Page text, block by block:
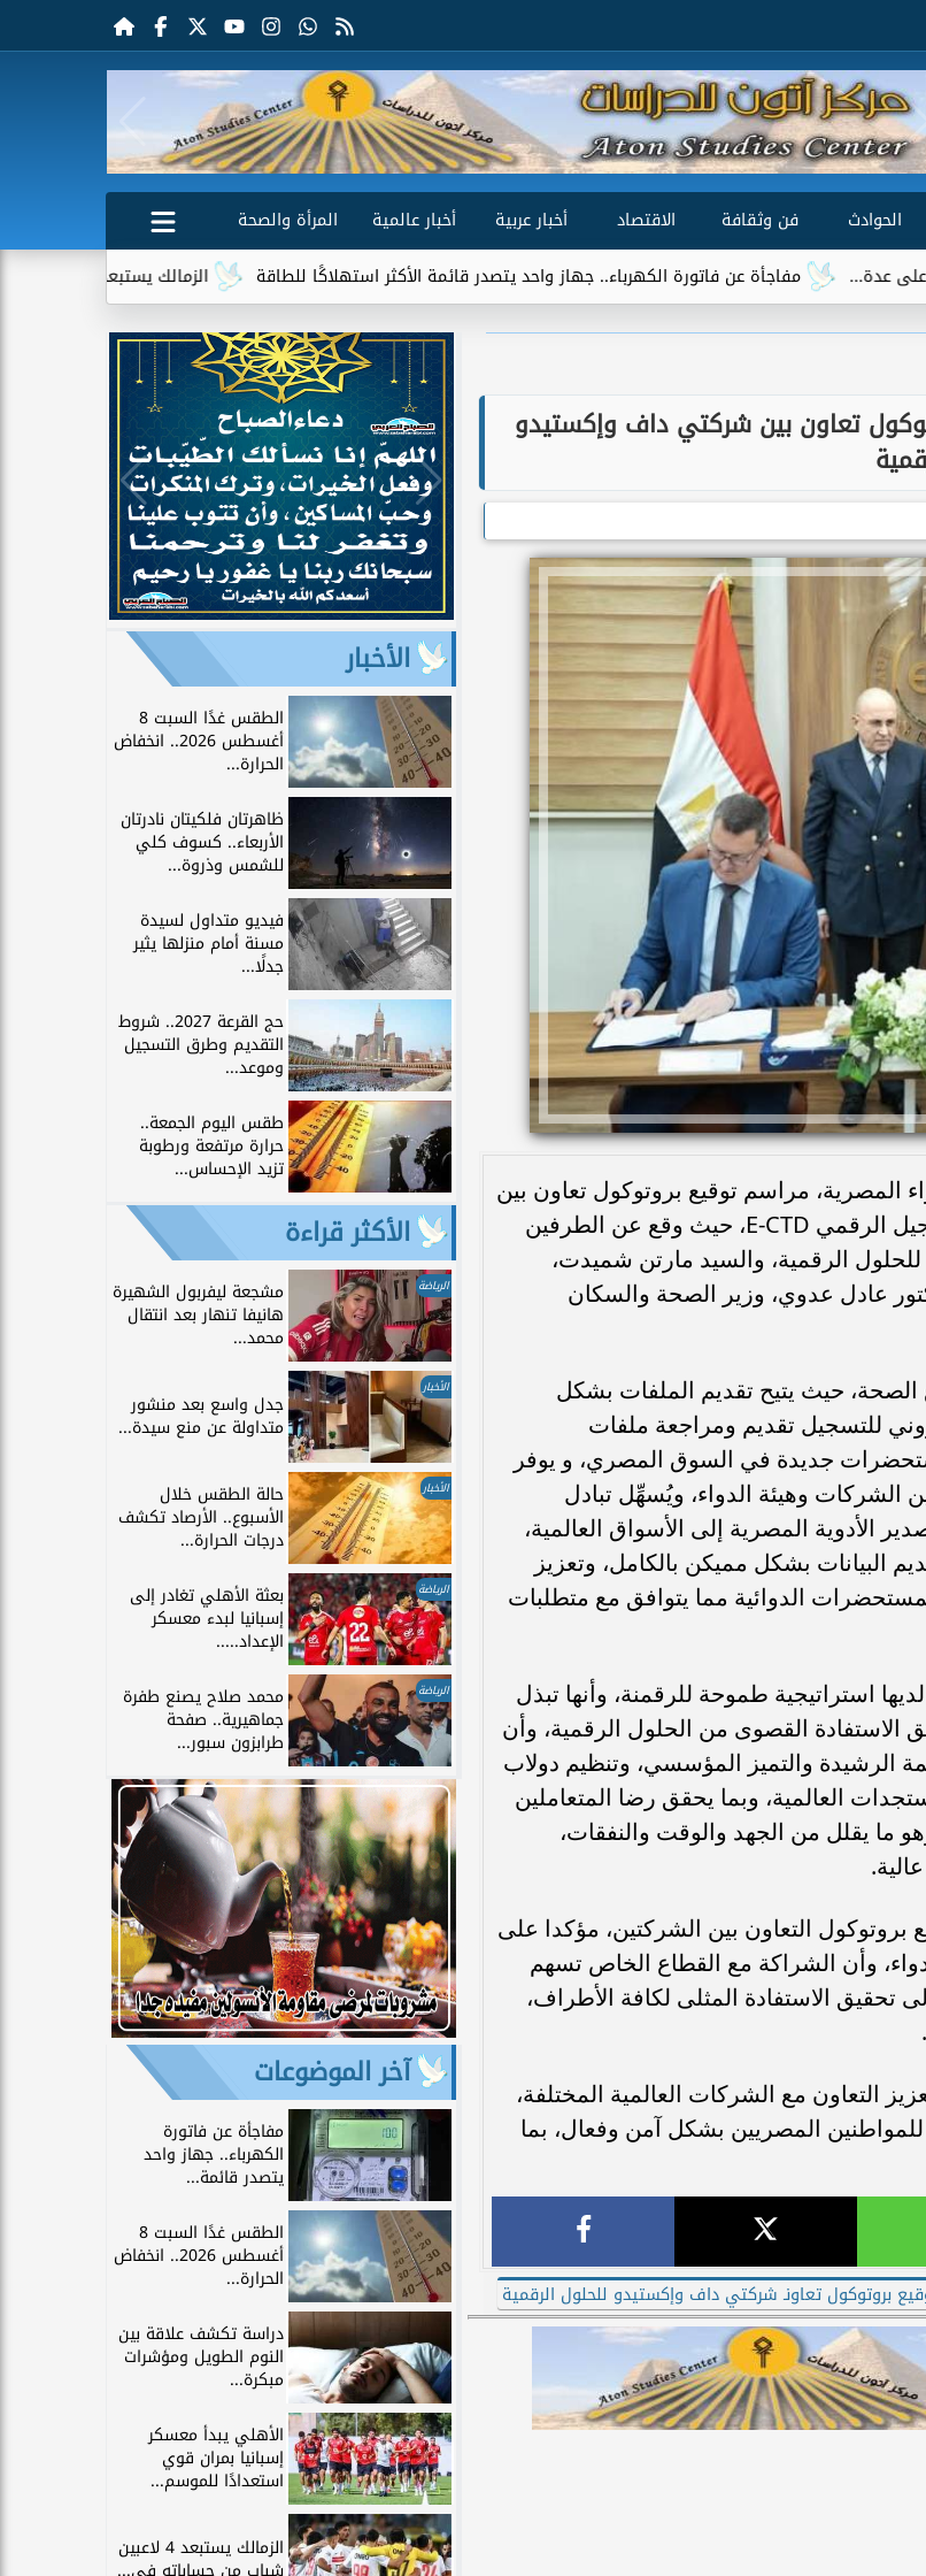
الحوادث فن وثقافة الاقتصاد أخبار عربية أخبار عالمية
المرأة والصحة
الزمالك يستبعد 4 لاعبين شباب من حساباته في الموسم الجديد
مفاجأة عن فاتورة الكهرباء.. جهاز واحد يتصدر قائمة الأكثر استهلاكًا للطاقة
تعاون بين شركتي داف وإكستيدو
المصرية، مراسم توقيع بروتوكول تعاون بين
شركتي داف وإكستيدو بخصوص مشروع ملف التسجيل الرقمي E-CTD، حيث وقع عن الطرفين
الرقمية، والسيد مارتن شميدت،
عادل عدوي، وزير الصحة والسكان
الصحة، حيث يتيح تقديم الملفات بشكل
للتسجيل تقديم ومراجعة ملفات
جديدة في السوق المصري، و يوفر
الشركات وهيئة الدواء، ويُسهِّل تبادل
الأدوية المصرية إلى الأسواق العالمية،
البيانات بشكل مميكن بالكامل، وتعزيز
الدوائية مما يتوافق مع متطلبات
استراتيجية طموحة للرقمنة، وأنها تبذل
القصوى من الحلول الرقمية، وأن
الرشيدة والتميز المؤسسي، وتنظيم دولاب
العالمية، وبما يحقق رضا المتعاملين
ما يقلل من الجهد والوقت والنفقات،
بروتوكول التعاون بين الشركتين، مؤكدا على
وأن الشراكة مع القطاع الخاص تسهم
تحقيق الاستفادة المثلى لكافة الأطراف،
التعاون مع الشركات العالمية المختلفة،
المصريين بشكل آمن وفعال، بما
بروتوكول تعاونـ شركتي داف وإكستيدو للحلول الرقمية
الأخبار
الطقس غدًا السبت 8
أغسطس 2026.. انخفاض
الحرارة...
ظاهرتان فلكيتان نادرتان
الأربعاء.. كسوف كلي
للشمس وذروة...
فيديو متداول لسيدة
مسنة أمام منزلها يثير
جدلًا...
حج القرعة 2027.. شروط
التقديم وطرق التسجيل
وموعد...
طقس اليوم الجمعة..
حرارة مرتفعة ورطوبة
تزيد الإحساس...
الأكثر قراءة
الرياضة مشجعة ليفربول الشهيرة
هانيفا تنهار بعد انتقال
محمد...
الأخبار
جدل واسع بعد منشور
متداولة عن منع سيدة...
الأخبار حالة الطقس خلال
الأسبوع.. الأرصاد تكشف
درجات الحرارة...
الرياضة بعثة الأهلي تغادر إلى
إسبانيا لبدء معسكر
الإعداد.....
الرياضة محمد صلاح يصنع طفرة
جماهيرية.. صفحة
طرابزون سبور...
آخر الموضوعات
مفاجأة عن فاتورة
الكهرباء.. جهاز واحد
يتصدر قائمة...
الطقس غدًا السبت 8
أغسطس 2026.. انخفاض
الحرارة...
دراسة تكشف علاقة بين
النوم الطويل ومؤشرات
مبكرة...
الأهلي يبدأ معسكر
إسبانيا بمران قوي
استعدادًا للموسم...
الزمالك يستبعد 4 لاعبين